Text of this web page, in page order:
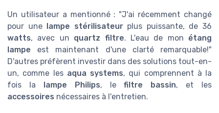
Un utilisateur a mentionné : "J'ai récemment changé
pour une lampe stérilisateurplus puissante, de 36
watts, avec un quartz filtre. L'eau de mon étang
lampe est maintenant d'une clarté remarquable!"
D'autres préfèrent investir dans des solutions tout-en-
un, comme les aqua systems, qui comprennent à la
fois la lampe Philips, lefiltre bassin, et les
accessoires nécessaires à l'entretien.